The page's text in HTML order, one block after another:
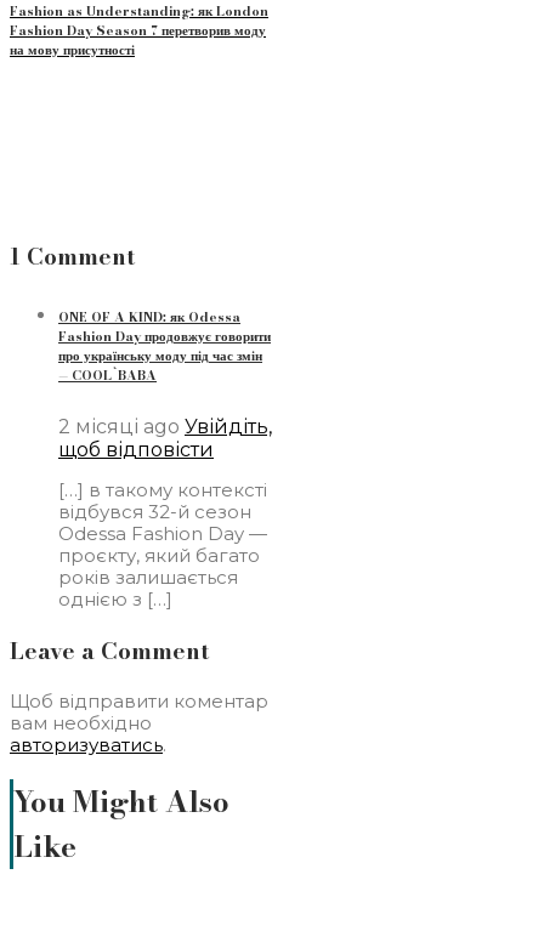
Fashion as Understanding: як London
Fashion Day Season 7 перетворив моду
на мову присутності
1 Comment
ONE OF A KIND: як Odessa
Fashion Day продовжує говорити
про українську моду під час змін
— COOL`BABA
2 місяці ago Увійдіть,
щоб відповісти
[…] в такому контексті
відбувся 32-й сезон
Odessa Fashion Day —
проєкту, який багато
років залишається
однією з […]
Leave a Comment
Щоб відправити коментар
вам необхідно
авторизуватись.
You Might Also
Like